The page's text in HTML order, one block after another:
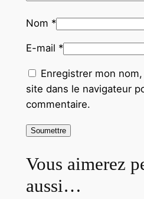
Nom *
E-mail *
Enregistrer mon
site dans le navigateur
commentaire.
Vous aimerez
aussi…